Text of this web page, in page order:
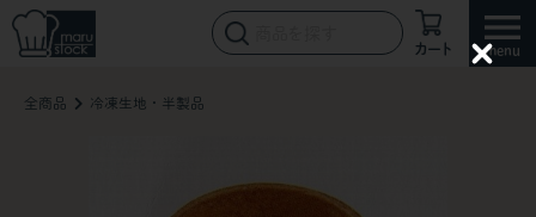
カート
全商品 冷凍生地・半製品
C